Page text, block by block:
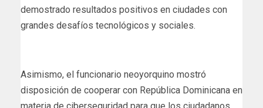
demostrado resultados positivos en ciudades con
grandes desafíos tecnológicos y sociales.
Asimismo, el funcionario neoyorquino mostró
disposición de cooperar con República Dominicana en